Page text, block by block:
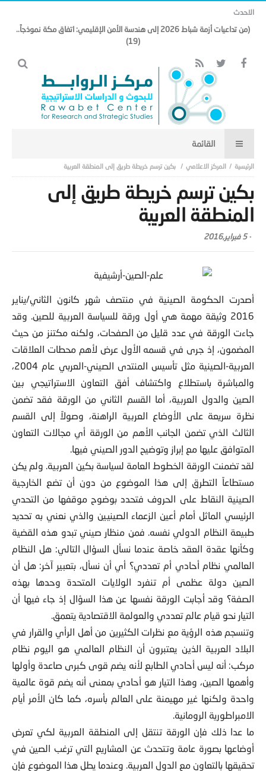
الاحدث
(من تداعيات أزمة شباط 2026 إلى هندسة الأمن الإقليمي: اتفاق مكة نموذجاً..
(19)
المركز الاعلامي بكين ترسم خريطة طريق إلى المنطقة العربية
بكين ترسم خريطة طريق إلى
المنطقة العربية
-5 فبراير,2016
أصدرت الحكومة الصينية في منتصف شهر كانون الثاني/يناير
2016 وثيقة مهمة هي أول ورقة
للسياسة العربية للصين. وقد
جاءت الورقة في عدد قليل من الصفحات، ولكنه مكتنز من حيث
المضمون، إذ جرى في قسمه الأول عرض لأهم محطات العلاقات
العربية-الصينية مثل تأسيس المنتدى الصيني-العربي عام 2004،
والمباشرة باستطلاع واكتشاف أفق التعاون الاستراتيجي بين
الصين والدول العربية، أما القسم الثاني من الورقة فقد تضمن
نظرة سريعة على الأوضاع العربية الراهنة، وصولاً إلى القسم
الثالث الذي تضمن الجانب الأهم من الورقة أي مجالات التعاون
المتوافق عليها مع إبراز وتوضيح الدور الصيني فيها.
لقد تضمنت الورقة الخطوط العامة لسياسة بكين العربية. ولم يكن
مستطاعاً التطرق إلى هذا الموضوع من دون أن تضع الخارجية
الصينية النقاط على الحروف فتحدد بوضوح موقفها من التحدي
الرئيسي الماثل أمام أعين الزعماء الصينيين والذي نعني به تحديد
طبيعة النظام الدولي نفسه. فمن منظار صيني تبدو هذه القضية
وكأنها عقدة العقد خاصة عندما نسأل السؤال التالي: هل النظام
العالمي نظام أحادي أم تعددي؟ أي أن نسأل، بتعبير آخر: هل أن
الصين دولة عظمى أم تنفرد الولايات المتحدة وحدها بهذه
الصفة؟ وقد أجابت الورقة نفسها عن هذا السؤال إذ جاء فيها أن
التيار نحو قيام عالم تعددي والعولمة الاقتصادية يتعمق.
وتنسجم هذه الرؤية مع نظرات الكثيرين من أهل الرأي والقرار في
البلاد العربية الذين يعتبرون أن النظام العالمي هو اليوم نظام
مركب: أنه ليس أحادي الطابع لأنه يضم قوى كبرى صاعدة وأولها
وأهمها الصين، وهذا التيار هو أحادي بمعنى أنه يضم قوة عالمية
واحدة ولكنها غير مهيمنة على العالم بأسره، كما كان الأمر أيام
الامبراطورية الرومانية.
ما عدا ذلك فإن الورقة تنتقل إلى المنطقة العربية لكي تعرض
أوضاعها بصورة عامة وتتحدث عن المشاريع التي ترغب الصين في
تحقيقها بالتعاون مع الدول العربية. وعندما يطل هذا الموضوع فإن